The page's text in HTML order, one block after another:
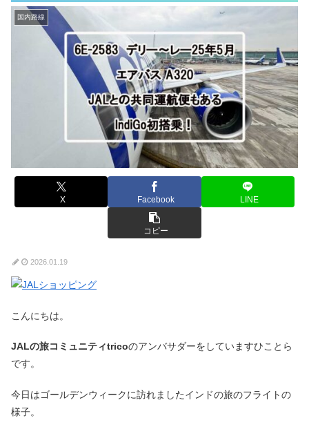
国内路線
X Facebook LINE
コピー
2026.01.19
こんにちは。
JALの旅コミュニティtricoのアンバサダーをしていますひことら
です。
今日はゴールデンウィークに訪れましたインドの旅のフライトの
様子。